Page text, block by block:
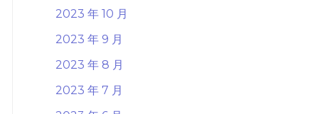
2023 年 10 月
2023 年 9 月
2023 年 8 月
2023 年 7 月